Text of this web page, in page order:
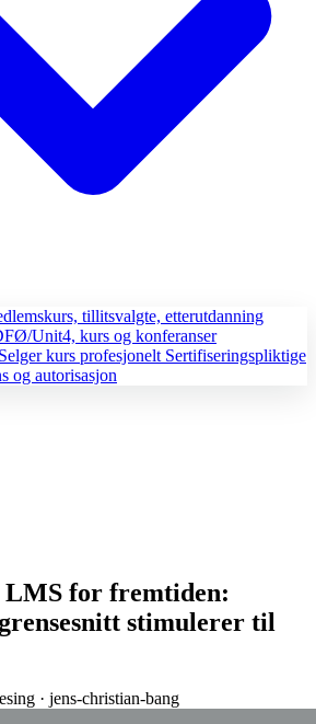
tillitsvalgte, etterutdanning
Unit4, kurs og konferanser
Selger kurs profesjonelt Sertifiseringspliktige
og autorisasjon
for fremtiden:
stimulerer til
· jens-christian-bang